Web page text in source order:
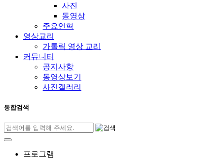
사진
동영상
주요연혁
영상교리
가톨릭 영상 교리
커뮤니티
공지사항
동영상보기
사진갤러리
통합검색
프로그램